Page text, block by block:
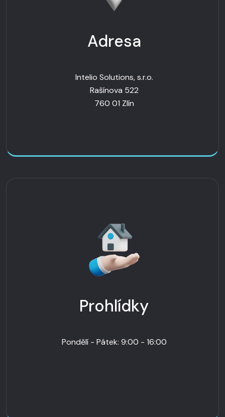
Adresa
Intelio Solutions, s.r.o.
Rašínova 522
760 01 Zlín
Prohlídky
Pondělí - Pátek: 9:00 - 16:00